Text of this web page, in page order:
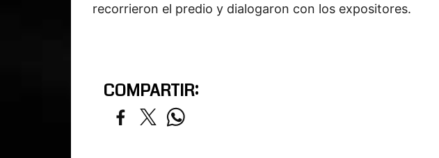
recorrieron el predio y dialogaron con los expositores.
COMPARTIR: